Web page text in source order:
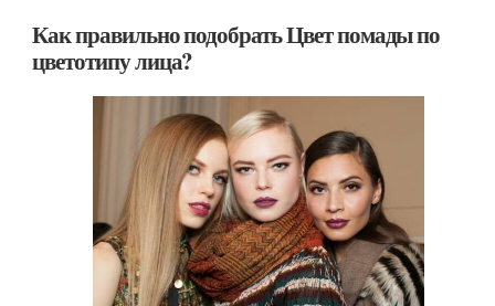
Как правильно подобрать Цвет помады по
цветотипу лица?